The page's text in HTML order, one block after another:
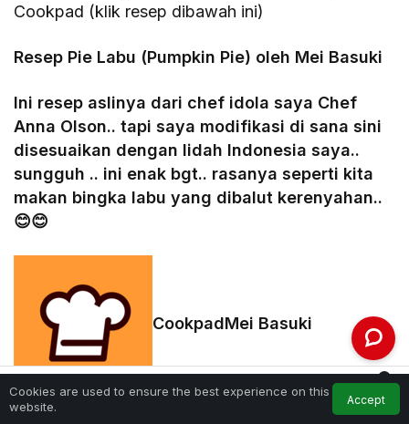
Cookpad (klik resep dibawah ini)
Resep Pie Labu (Pumpkin Pie) oleh Mei Basuki
Ini resep aslinya dari chef idola saya Chef
Anna Olson.. tapi saya modifikasi di sana sini
disesuaikan dengan lidah Indonesia saya..
sungguh .. ini enak bgt.. rasanya seperti kita
makan bingka labu yang dibalut kerenyahan..
😊😊
CookpadMei Basuki
Cookies are used to ensure the best experience on this
website.
Accept
Home Notifications